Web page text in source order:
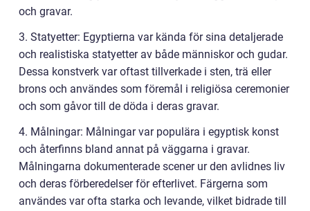
och gravar.
3. Statyetter: Egyptierna var kända för sina detaljerade
och realistiska statyetter av både människor och gudar.
Dessa konstverk var oftast tillverkade i sten, trä eller
brons och användes som föremål i religiösa ceremonier
och som gåvor till de döda i deras gravar.
4. Målningar: Målningar var populära i egyptisk konst
och återfinns bland annat på väggarna i gravar.
Målningarna dokumenterade scener ur den avlidnes liv
och deras förberedelser för efterlivet. Färgerna som
användes var ofta starka och levande, vilket bidrade till